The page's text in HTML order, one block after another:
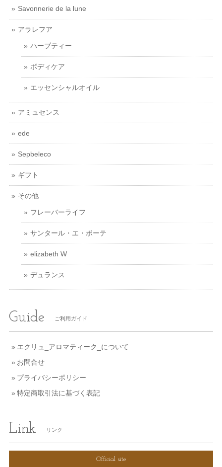
Savonnerie de la lune
アラレフア
ハーブティー
ボディケア
エッセンシャルオイル
アミュセンス
ede
Sepbeleco
ギフト
その他
フレーバーライフ
サンタール・エ・ボーテ
elizabeth W
デュランス
Guide ご利用ガイド
エクリュ_アロマティーク_について
お問合せ
プライバシーポリシー
特定商取引法に基づく表記
Link リンク
Official site